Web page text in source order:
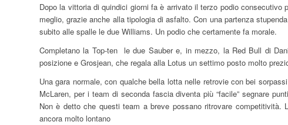
Dopo la vittoria di quindici giorni fa è arrivato il terzo podio
meglio, grazie anche alla tipologia di asfalto. Con una partenza
subito alle spalle le due Williams. Un podio che certamente fa morale.
Completano la Top-ten le due Sauber e, in mezzo, la Red Bull di
posizione e Grosjean, che regala alla Lotus un settimo posto molto
Una gara normale, con qualche bella lotta nelle retrovie con bei
McLaren, per i team di seconda fascia diventa più “facile” segnare
Non è detto che questi team a breve possano ritrovare
ancora molto lontano